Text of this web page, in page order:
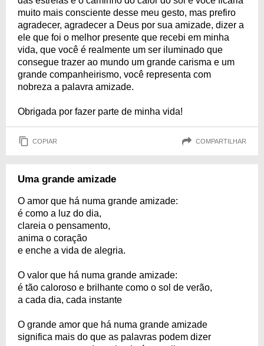
muito mais consciente desse meu gesto, mas prefiro
agradecer, agradecer a Deus por sua amizade, dizer a
ele que foi o melhor presente que recebi em minha
vida, que você é realmente um ser iluminado que
consegue trazer ao mundo um grande carisma e um
grande companheirismo, você representa com
nobreza a palavra amizade.
Obrigada por fazer parte de minha vida!
COPIAR COMPARTILHAR
Uma grande amizade
O amor que há numa grande amizade:
é como a luz do dia,
clareia o pensamento,
anima o coração
e enche a vida de alegria.
O valor que há numa grande amizade:
é tão caloroso e brilhante como o sol de verão,
a cada dia, cada instante
O grande amor que há numa grande amizade
significa mais do que as palavras podem dizer